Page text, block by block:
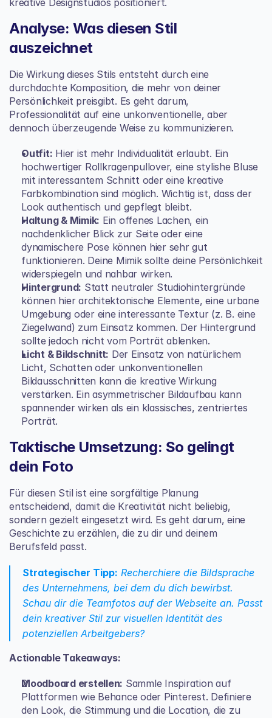
kreative Designstudios positioniert.
Analyse: Was diesen Stil
auszeichnet
Die Wirkung dieses Stils entsteht durch eine
durchdachte Komposition, die mehr von deiner
Persönlichkeit preisgibt. Es geht darum,
Professionalität auf eine unkonventionelle, aber
dennoch überzeugende Weise zu kommunizieren.
Outfit: Hier ist mehr Individualität erlaubt. Ein
hochwertiger Rollkragenpullover, eine stylishe Bluse
mit interessantem Schnitt oder eine kreative
Farbkombination sind möglich. Wichtig ist, dass der
Look authentisch und gepflegt bleibt.
Haltung & Mimik: Ein offenes Lachen, ein
nachdenklicher Blick zur Seite oder eine
dynamischere Pose können hier sehr gut
funktionieren. Deine Mimik sollte deine Persönlichkeit
widerspiegeln und nahbar wirken.
Hintergrund: Statt neutraler Studiohintergründe
können hier architektonische Elemente, eine urbane
Umgebung oder eine interessante Textur (z. B. eine
Ziegelwand) zum Einsatz kommen. Der Hintergrund
sollte jedoch nicht vom Porträt ablenken.
Licht & Bildschnitt: Der Einsatz von natürlichem
Licht, Schatten oder unkonventionellen
Bildausschnitten kann die kreative Wirkung
verstärken. Ein asymmetrischer Bildaufbau kann
spannender wirken als ein klassisches, zentriertes
Porträt.
Taktische Umsetzung: So gelingt
dein Foto
Für diesen Stil ist eine sorgfältige Planung
entscheidend, damit die Kreativität nicht beliebig,
sondern gezielt eingesetzt wird. Es geht darum, eine
Geschichte zu erzählen, die zu dir und deinem
Berufsfeld passt.
Strategischer Tipp: Recherchiere die Bildsprache
des Unternehmens, bei dem du dich bewirbst.
Schau dir die Teamfotos auf der Webseite an. Passt
dein kreativer Stil zur visuellen Identität des
potenziellen Arbeitgebers?
Actionable Takeaways:
Moodboard erstellen: Sammle Inspiration auf
Plattformen wie Behance oder Pinterest. Definiere
den Look, die Stimmung und die Location, die zu